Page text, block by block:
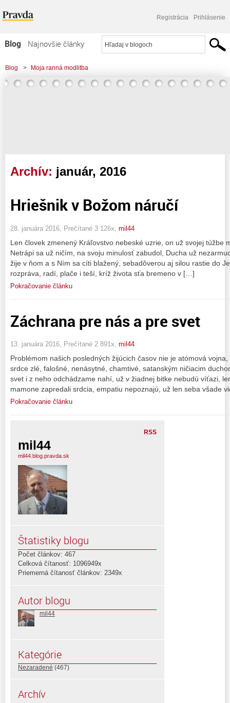
Registrácia Prihlásenie
Blog
Najnovšie články
Najčítanejšie články
Najkomentovanejšie články
Blog > Moja ranná modlitba
Archív: január, 2016
Hriešnik v Božom náručí
28. januára 2016, Prečítané 3 126x, mil44
Len človek zmenený Kráľovstvo nebeské uzrie, on už svojej túžbe
Netrápi sa už ničím, na svoju minulosť zabudol, Ducha už
žije v ňom a s Ním sa cíti blažený, sebadôverou aj silou rastie do
rozpráva, radí, plače i teší, kríž života sťa bremeno v […]
Pokračovanie článku
Záchrana pre nás a pre svet
13. januára 2016, Prečítané 2 891x, mil44
Problémom našich posledných žijúcich časov nie je atómová
srdce zlé, falošné, nenásytné, chamtivé, satanským ničiacim
svet i z neho odchádzame nahí, už v žiadnej bitke nebudú víťazi,
mamone zapredali srdcia, empatiu nepoznajú, už len seba všade
Pokračovanie článku
RSS
mil44
mil44.blog.pravda.sk
Štatistiky blogu
Počet článkov: 467
Celková čítanosť: 1096949x
Priemerná čítanosť článkov: 2349x
Autor blogu
mil44
Kategórie
Nezaradené (467)
Archív